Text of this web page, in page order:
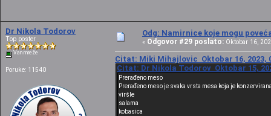
Dr Nikola Todorov
Top poster
Van mreže
Poruke: 11540
Odg: Namirnice koje mogu
« Odgovor #29 poslato: Oktobar 16,
Citat: Miki Mihajlovic Oktobar 16, 2023,
Citat: Dr Nikola Todorov Oktobar 15,
Prerađeno meso
Prerađeno meso je svaka vrsta mesa koja je
viršle
salama
kobasica